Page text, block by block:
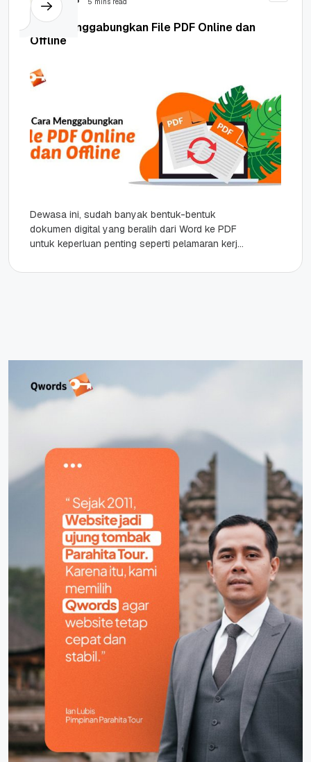
Cara Menggabungkan File PDF Online dan
Offline
Dewasa ini, sudah banyak bentuk-bentuk
dokumen digital yang beralih dari Word ke PDF
untuk keperluan penting seperti pelamaran kerja
diekspor...